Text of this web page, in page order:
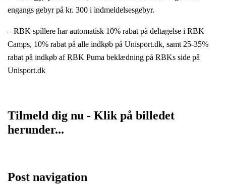
engangs gebyr på kr. 300 i indmeldelsesgebyr.
– RBK spillere har automatisk 10% rabat på deltagelse i RBK
Camps, 10% rabat på alle indkøb på Unisport.dk, samt 25-35%
rabat på indkøb af RBK Puma beklædning på RBKs side på
Unisport.dk
Tilmeld dig nu - Klik på billedet
herunder...
Post navigation